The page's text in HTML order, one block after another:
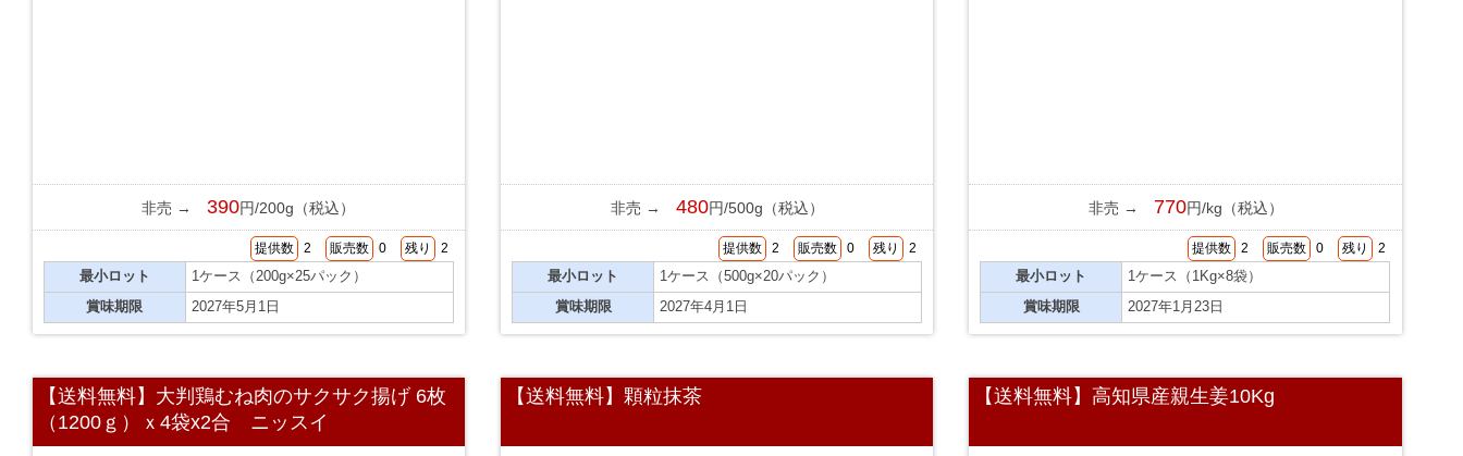
非売 → 390円/200g（税込）
提供数 2 販売数 0 残り 2
最小ロット
1ケース（200g×25パック）
賞味期限
2027年5月1日
非売 → 480円/500g（税込）
提供数 2 販売数 0 残り 2
最小ロット
1ケース（500g×20パック）
賞味期限
2027年4月1日
非売 → 770円/kg（税込）
提供数 2 販売数 0 残り 2
最小ロット
1ケース（1Kg×8袋）
賞味期限
2027年1月23日
【送料無料】大判鶏むね肉のサクサク揚げ 6枚
（1200ｇ）ｘ4袋x2合 ニッスイ
【送料無料】顆粒抹茶 【送料無料】高知県産親生姜10Kg